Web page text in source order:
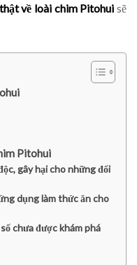
về loài chim Pitohui sẽ
Pitohui
gây hại cho những đối
dụng làm thức ăn cho
chưa được khám phá